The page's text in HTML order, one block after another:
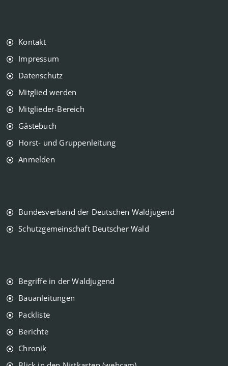
Kontakt
Impressum
Datenschutz
Mitglied werden
Mitglieder-Bereich
Gästebuch
Horst- und Gruppenleitung
Anmelden
Bundesverband der Deutschen Waldjugend
Schutzgemeinschaft Deutscher Wald
Begriffe in der Waldjugend
Bauanleitungen
Packliste
Berichte
Chronik